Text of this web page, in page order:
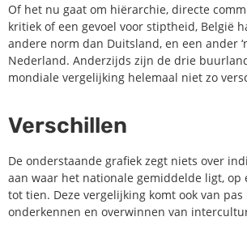
Of het nu gaat om hiërarchie, directe
kritiek of een gevoel voor stiptheid, België
andere norm dan Duitsland, en een ander
Nederland. Anderzijds zijn de drie
mondiale vergelijking helemaal niet zo
Verschillen
De onderstaande grafiek zegt niets over
aan waar het nationale gemiddelde ligt, op
tot tien. Deze vergelijking komt ook van
onderkennen en overwinnen van